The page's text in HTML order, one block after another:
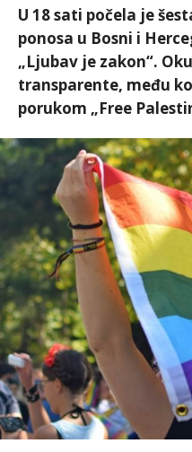
U 18 sati počela je
ponosa u Bosni i
„Ljubav je zakon“.
transparente, među
porukom „Free